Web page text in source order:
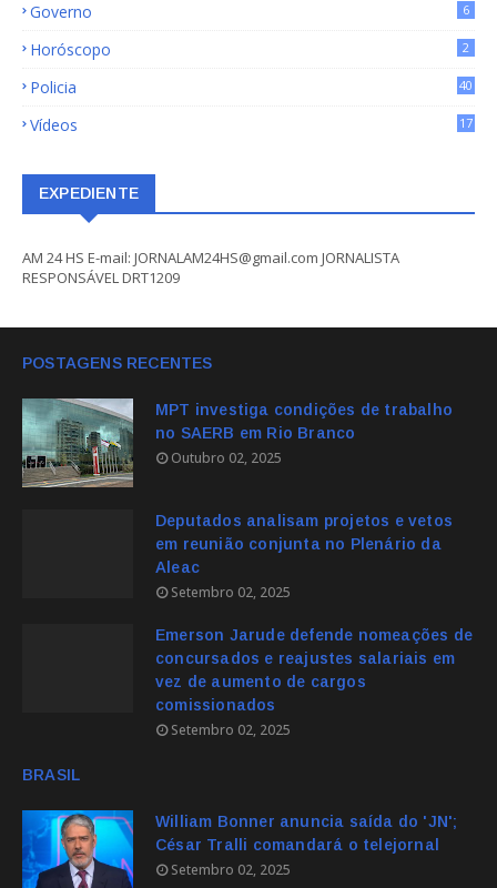
Governo 6
Horóscopo 2
Policia 40
Vídeos 17
EXPEDIENTE
AM 24 HS E-mail: JORNALAM24HS@gmail.com JORNALISTA
RESPONSÁVEL DRT1209
POSTAGENS RECENTES
MPT investiga condições de trabalho
no SAERB em Rio Branco
Outubro 02, 2025
Deputados analisam projetos e vetos
em reunião conjunta no Plenário da
Aleac
Setembro 02, 2025
Emerson Jarude defende nomeações de
concursados e reajustes salariais em
vez de aumento de cargos
comissionados
Setembro 02, 2025
BRASIL
William Bonner anuncia saída do 'JN';
César Tralli comandará o telejornal
Setembro 02, 2025